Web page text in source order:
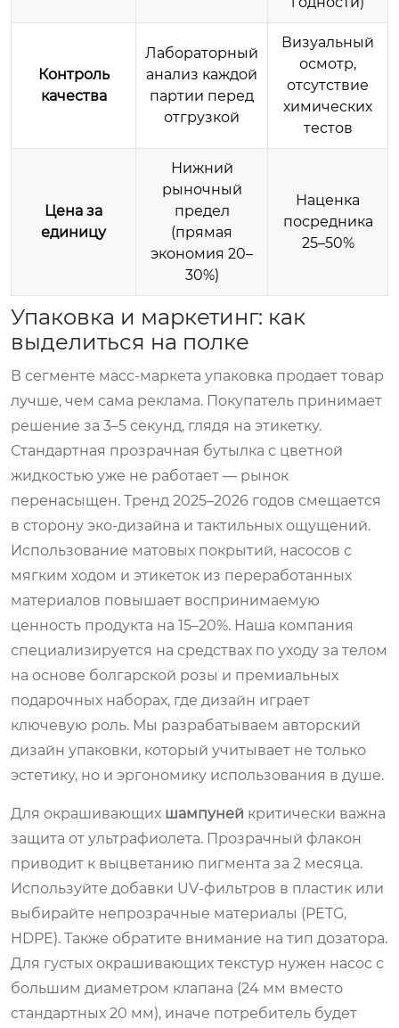
Контроль
качества
Лабораторный
анализ каждой
партии перед
отгрузкой
Визуальный
осмотр,
отсутствие
химических
тестов
Цена за
единицу
Нижний
рыночный
предел
(прямая
экономия 20–
30%)
Наценка
посредника
25–50%
Упаковка и маркетинг: как
выделиться на полке
В сегменте масс-маркета упаковка продает товар
лучше, чем сама реклама. Покупатель принимает
решение за 3–5 секунд, глядя на этикетку.
Стандартная прозрачная бутылка с цветной
жидкостью уже не работает — рынок
перенасыщен. Тренд 2025–2026 годов смещается
в сторону эко-дизайна и тактильных ощущений.
Использование матовых покрытий, насосов с
мягким ходом и этикеток из переработанных
материалов повышает воспринимаемую
ценность продукта на 15–20%. Наша компания
специализируется на средствах по уходу за телом
на основе болгарской розы и премиальных
подарочных наборах, где дизайн играет
ключевую роль. Мы разрабатываем авторский
дизайн упаковки, который учитывает не только
эстетику, но и эргономику использования в душе.
Для окрашивающих шампуней критически важна
защита от ультрафиолета. Прозрачный флакон
приводит к выцветанию пигмента за 2 месяца.
Используйте добавки UV-фильтров в пластик или
выбирайте непрозрачные материалы (PETG,
HDPE). Также обратите внимание на тип дозатора.
Для густых окрашивающих текстур нужен насос с
большим диаметром клапана (24 мм вместо
стандартных 20 мм), иначе потребитель будет